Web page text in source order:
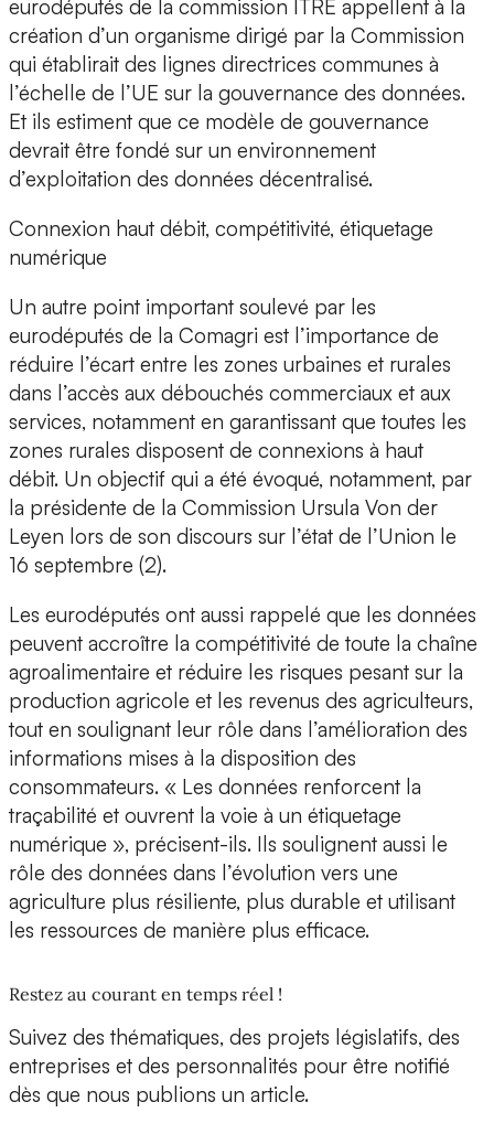
eurodéputés de la commission ITRE appellent à la
création d’un organisme dirigé par la Commission
qui établirait des lignes directrices communes à
l’échelle de l’UE sur la gouvernance des données.
Et ils estiment que ce modèle de gouvernance
devrait être fondé sur un environnement
d’exploitation des données décentralisé.
Connexion haut débit, compétitivité, étiquetage
numérique
Un autre point important soulevé par les
eurodéputés de la Comagri est l’importance de
réduire l’écart entre les zones urbaines et rurales
dans l’accès aux débouchés commerciaux et aux
services, notamment en garantissant que toutes les
zones rurales disposent de connexions à haut
débit. Un objectif qui a été évoqué, notamment, par
la présidente de la Commission Ursula Von der
Leyen lors de son discours sur l’état de l’Union le
16 septembre (2).
Les eurodéputés ont aussi rappelé que les données
peuvent accroître la compétitivité de toute la chaîne
agroalimentaire et réduire les risques pesant sur la
production agricole et les revenus des agriculteurs,
tout en soulignant leur rôle dans l’amélioration des
informations mises à la disposition des
consommateurs. « Les données renforcent la
traçabilité et ouvrent la voie à un étiquetage
numérique », précisent-ils. Ils soulignent aussi le
rôle des données dans l’évolution vers une
agriculture plus résiliente, plus durable et utilisant
les ressources de manière plus efficace.
Restez au courant en temps réel !
Suivez des thématiques, des projets législatifs, des
entreprises et des personnalités pour être notifié
dès que nous publions un article.